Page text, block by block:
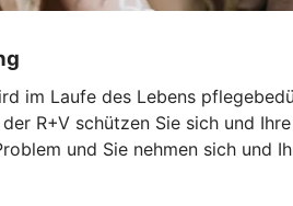
im Laufe des Lebens
R+V schützen Sie sich und
und Sie nehmen sich und